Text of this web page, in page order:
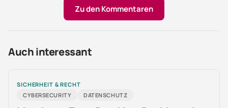
Zu den Kommentaren
Auch interessant
SICHERHEIT & RECHT
CYBERSECURITY
DATENSCHUTZ